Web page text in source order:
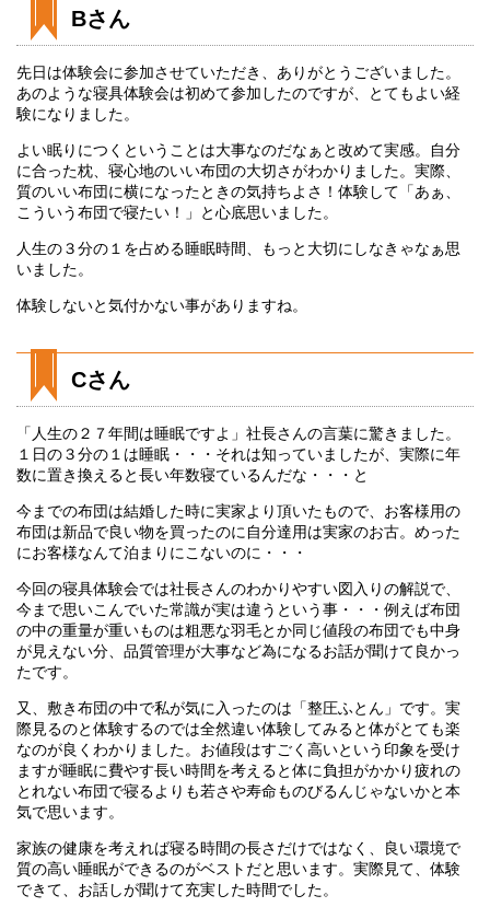
Bさん
先日は体験会に参加させていただき、ありがとうございました。
あのような寝具体験会は初めて参加したのですが、とてもよい経
験になりました。
よい眠りにつくということは大事なのだなぁと改めて実感。自分
に合った枕、寝心地のいい布団の大切さがわかりました。実際、
質のいい布団に横になったときの気持ちよさ！体験して「あぁ、
こういう布団で寝たい！」と心底思いました。
人生の３分の１を占める睡眠時間、もっと大切にしなきゃなぁ思
いました。
体験しないと気付かない事がありますね。
Cさん
「人生の２７年間は睡眠ですよ」社長さんの言葉に驚きました。
１日の３分の１は睡眠・・・それは知っていましたが、実際に年
数に置き換えると長い年数寝ているんだな・・・と
今までの布団は結婚した時に実家より頂いたもので、お客様用の
布団は新品で良い物を買ったのに自分達用は実家のお古。めった
にお客様なんて泊まりにこないのに・・・
今回の寝具体験会では社長さんのわかりやすい図入りの解説で、
今まで思いこんでいた常識が実は違うという事・・・例えば布団
の中の重量が重いものは粗悪な羽毛とか同じ値段の布団でも中身
が見えない分、品質管理が大事など為になるお話が聞けて良かっ
たです。
又、敷き布団の中で私が気に入ったのは「整圧ふとん」です。実
際見るのと体験するのでは全然違い体験してみると体がとても楽
なのが良くわかりました。お値段はすごく高いという印象を受け
ますが睡眠に費やす長い時間を考えると体に負担がかかり疲れの
とれない布団で寝るよりも若さや寿命ものびるんじゃないかと本
気で思います。
家族の健康を考えれば寝る時間の長さだけではなく、良い環境で
質の高い睡眠ができるのがベストだと思います。実際見て、体験
できて、お話しが聞けて充実した時間でした。